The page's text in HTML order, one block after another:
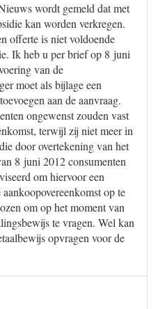
wordt gemeld dat met
kan worden verkregen.
offerte is niet voldoende
Ik heb u per brief op 8 juni
van de
moet als bijlage een
aan de aanvraag.
ongewenst zouden vast
terwijl zij niet meer in
door overtekening van het
8 juni 2012 consumenten
om hiervoor een
op te
om op het moment van
te vragen. Wel kan
opvragen voor de